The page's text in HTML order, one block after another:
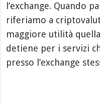
l’exchange. Quando
riferiamo a
maggiore utilità
detiene per i servizi
presso l’exchange